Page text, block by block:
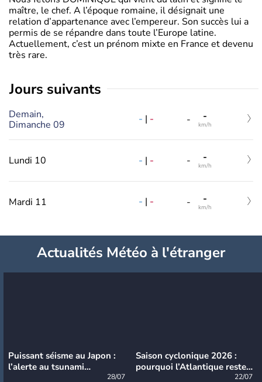
maître, le chef. A l’époque romaine, il désignait une
relation d’appartenance avec l’empereur. Son succès lui a
permis de se répandre dans toute l’Europe latine.
Actuellement, c’est un prénom mixte en France et devenu
très rare.
jours suivants
Demain,
Dimanche 09
- | - - -
km/h
Lundi 10 - | - - -
km/h
Mardi 11 - | - - -
km/h
Actualités Météo à l'étranger
Puissant séisme au Japon :
l’alerte au tsunami
28/07
Saison cyclonique 2026 :
pourquoi l’Atlantique reste
22/07